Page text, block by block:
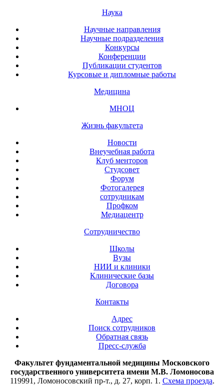
Наука
Научные направления
Научные подразделения
Конкурсы
Конференции
Публикации студентов
Курсовые и дипломные работы
Медицина
МНОЦ
Жизнь факультета
Новости
Внеучебная работа
Клуб менторов
Студсовет
Форум
Фотогалерея
сотрудникам
Профком
Медиацентр
Сотрудничество
Школы
Вузы
НИИ и клиники
Клинические базы
Договора
Контакты
Адрес
Поиск сотрудников
Обратная связь
Пресс-служба
Факультет фундаментальной медицины Московского
государственного университета имени М.В. Ломоносова
119991, Ломоносовский пр-т., д. 27, корп. 1. Схема проезда.